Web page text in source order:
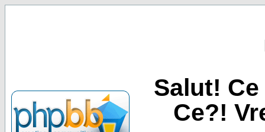
Salut!
Ce?!